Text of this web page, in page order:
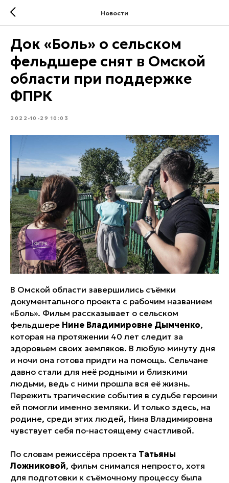
Новости
Док «Боль» о сельском
фельдшере снят в Омской
области при поддержке
ФПРК
2022-10-29 10:03
В Омской области завершились съёмки
документального проекта с рабочим названием
«Боль». Фильм рассказывает о сельском
фельдшере Нине Владимировне Дымченко,
которая на протяжении 40 лет следит за
здоровьем своих земляков. В любую минуту дня
и ночи она готова придти на помощь. Сельчане
давно стали для неё родными и близкими
людьми, ведь с ними прошла вся её жизнь.
Пережить трагические события в судьбе героини
ей помогли именно земляки. И только здесь, на
родине, среди этих людей, Нина Владимировна
чувствует себя по-настоящему счастливой.
По словам режиссёра проекта Татьяны
Ложниковой, фильм снимался непросто, хотя
для подготовки к съёмочному процессу была